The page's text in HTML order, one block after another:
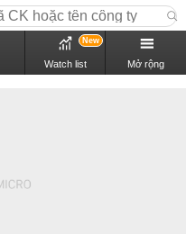
Watch list
New
Mở rộng